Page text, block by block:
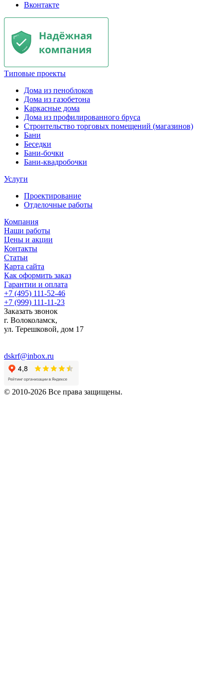
Вконтакте
Типовые проекты
Дома из пеноблоков
Дома из газобетона
Каркасные дома
Дома из профилированного бруса
Строительство торговых помещений (магазинов)
Бани
Беседки
Бани-бочки
Бани-квадробочки
Услуги
Проектирование
Отделочные работы
Компания
Наши работы
Цены и акции
Контакты
Статьи
Карта сайта
Как оформить заказ
Гарантии и оплата
+7 (495) 111-52-46
+7 (999) 111-11-23
Заказать звонок
г. Волоколамск,
ул. Терешковой, дом 17
dskrf@inbox.ru
© 2010-2026 Все права защищены.